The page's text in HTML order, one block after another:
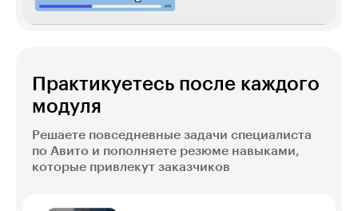
Практикуетесь после каждого
модуля
Решаете повседневные задачи специалиста
по Авито и пополняете резюме навыками,
которые привлекут заказчиков